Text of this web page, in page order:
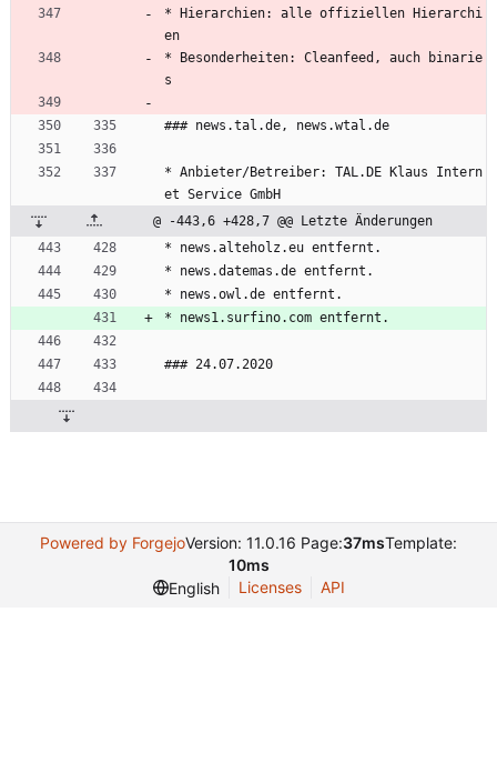
* Hierarchien: alle offiziellen Hierarchi
en
* Besonderheiten: Cleanfeed, auch binarie
s
### news.tal.de, news.wtal.de
* Anbieter/Betreiber: TAL.DE Klaus Intern
et Service GmbH
@ -443,6 +428,7 @@ Letzte Änderungen
* news.alteholz.eu entfernt.
* news.datemas.de entfernt.
* news.owl.de entfernt.
* news1.surfino.com entfernt.
### 24.07.2020
Powered by ForgejoVersion: 11.0.16 Page:37msTemplate:
10ms
English
Licenses API